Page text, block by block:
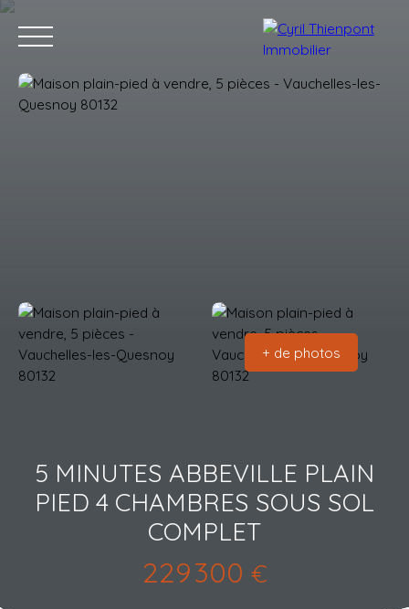
+ de photos
5 MINUTES ABBEVILLE PLAIN
PIED 4 CHAMBRES SOUS SOL
COMPLET
229 300 €